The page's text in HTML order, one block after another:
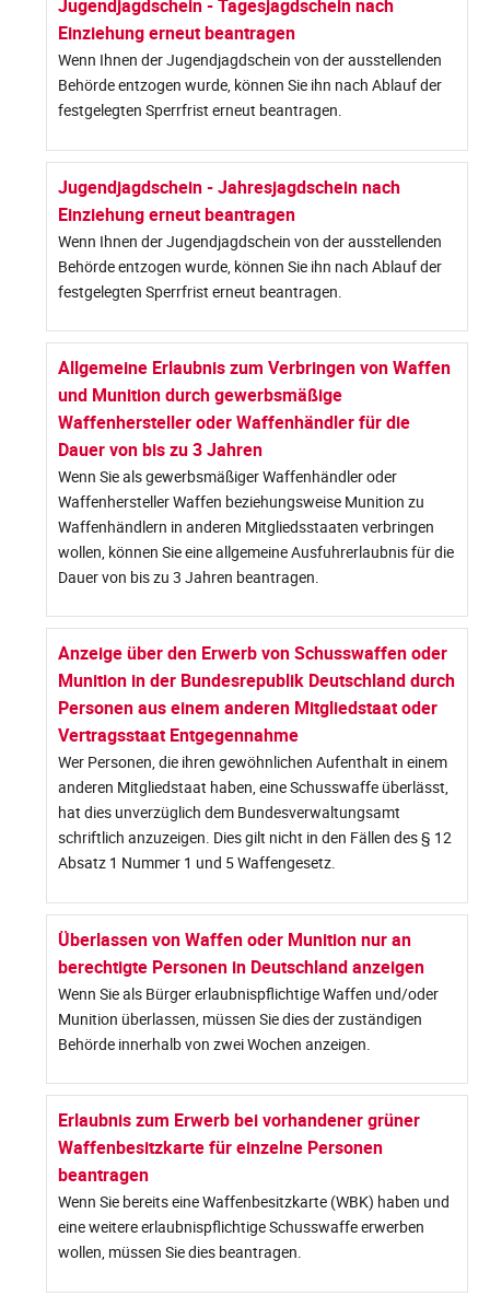
Jugendjagdschein - Tagesjagdschein nach
Einziehung erneut beantragen
Wenn Ihnen der Jugendjagdschein von der ausstellenden
Behörde entzogen wurde, können Sie ihn nach Ablauf der
festgelegten Sperrfrist erneut beantragen.
Jugendjagdschein - Jahresjagdschein nach
Einziehung erneut beantragen
Wenn Ihnen der Jugendjagdschein von der ausstellenden
Behörde entzogen wurde, können Sie ihn nach Ablauf der
festgelegten Sperrfrist erneut beantragen.
Allgemeine Erlaubnis zum Verbringen von Waffen
und Munition durch gewerbsmäßige
Waffenhersteller oder Waffenhändler für die
Dauer von bis zu 3 Jahren
Wenn Sie als gewerbsmäßiger Waffenhändler oder
Waffenhersteller Waffen beziehungsweise Munition zu
Waffenhändlern in anderen Mitgliedsstaaten verbringen
wollen, können Sie eine allgemeine Ausfuhrerlaubnis für die
Dauer von bis zu 3 Jahren beantragen.
Anzeige über den Erwerb von Schusswaffen oder
Munition in der Bundesrepublik Deutschland durch
Personen aus einem anderen Mitgliedstaat oder
Vertragsstaat Entgegennahme
Wer Personen, die ihren gewöhnlichen Aufenthalt in einem
anderen Mitgliedstaat haben, eine Schusswaffe überlässt,
hat dies unverzüglich dem Bundesverwaltungsamt
schriftlich anzuzeigen. Dies gilt nicht in den Fällen des § 12
Absatz 1 Nummer 1 und 5 Waffengesetz.
Überlassen von Waffen oder Munition nur an
berechtigte Personen in Deutschland anzeigen
Wenn Sie als Bürger erlaubnispflichtige Waffen und/oder
Munition überlassen, müssen Sie dies der zuständigen
Behörde innerhalb von zwei Wochen anzeigen.
Erlaubnis zum Erwerb bei vorhandener grüner
Waffenbesitzkarte für einzelne Personen
beantragen
Wenn Sie bereits eine Waffenbesitzkarte (WBK) haben und
eine weitere erlaubnispflichtige Schusswaffe erwerben
wollen, müssen Sie dies beantragen.